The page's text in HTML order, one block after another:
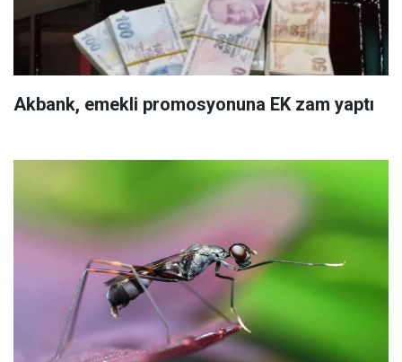
Akbank, emekli promosyonuna EK zam yaptı